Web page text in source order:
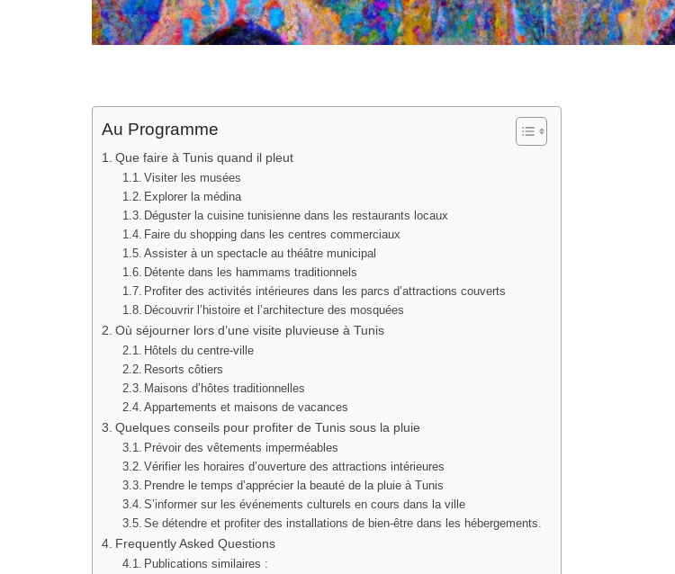
Au Programme
Que faire à Tunis quand il pleut
Visiter les musées
Explorer la médina
Déguster la cuisine tunisienne dans les restaurants locaux
Faire du shopping dans les centres commerciaux
Assister à un spectacle au théâtre municipal
Détente dans les hammams traditionnels
Profiter des activités intérieures dans les parcs d’attractions couverts
Découvrir l’histoire et l’architecture des mosquées
Où séjourner lors d’une visite pluvieuse à Tunis
Hôtels du centre-ville
Resorts côtiers
Maisons d’hôtes traditionnelles
Appartements et maisons de vacances
Quelques conseils pour profiter de Tunis sous la pluie
Prévoir des vêtements imperméables
Vérifier les horaires d’ouverture des attractions intérieures
Prendre le temps d’apprécier la beauté de la pluie à Tunis
S’informer sur les événements culturels en cours dans la ville
Se détendre et profiter des installations de bien-être dans les hébergements.
Frequently Asked Questions
Publications similaires :